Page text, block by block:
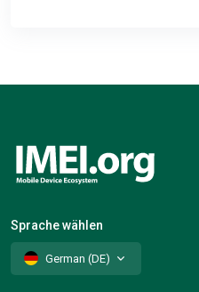
Sprache wählen
German (DE)